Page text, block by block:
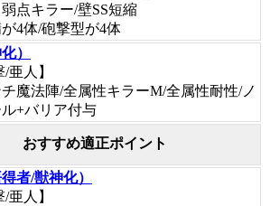
点キラー/壁SS短縮
4体/砲撃型が4体
）
/亜人】
魔法陣/全属性キラーM/全属性耐性/ノ
+バリア付与
おすすめ適正ポイント
者/獣神化）
/亜人】